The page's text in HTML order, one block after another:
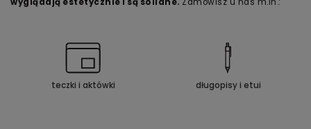
teczki i aktówki długopisy i etui